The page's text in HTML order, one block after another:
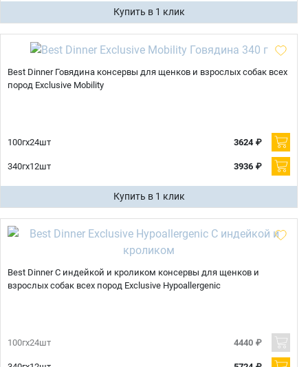
Купить в 1 клик
Best Dinner Говядина консервы для щенков и взрослых собак всех
пород Exclusive Mobility
100гх24шт 3624 ₽
340гх12шт 3936 ₽
Купить в 1 клик
Best Dinner С индейкой и кроликом консервы для щенков и
взрослых собак всех пород Exclusive Hypoallergenic
100гх24шт 4440 ₽